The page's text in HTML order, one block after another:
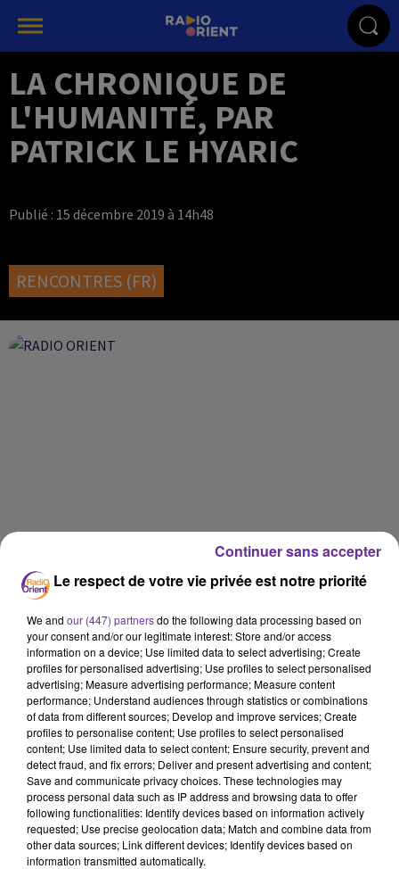
LA CHRONIQUE DE
L'HUMANITÉ, PAR
PATRICK LE HYARIC
Publié : 15 décembre 2019 à 14h48
RENCONTRES (FR)
Rencontres (FR)
15 décembre 2019 - 7 min 52 sec
Le respect de votre vie privée est notre priorité
We and our (447) partnersdo the following data processing based on
your consent and/or our legitimate interest: Store and/or access
information on a device; Use limited data to select advertising; Create
profiles for personalised advertising; Use profiles to select personalised
advertising; Measure advertising performance; Measure content
performance; Understand audiences through statistics or combinations
of data from different sources; Develop and improve services; Create
profiles to personalise content; Use profiles to select personalised
content; Use limited data to select content; Ensure security, prevent and
detect fraud, and fix errors; Deliver and present advertising and content;
Save and communicate privacy choices. These technologies may
process personal data such as IP address and browsing data to offer
following functionalities: Identify devices based on information actively
requested; Use precise geolocation data; Match and combine data from
other data sources; Link different devices; Identify devices based on
information transmitted automatically.
Continuer sans accepter